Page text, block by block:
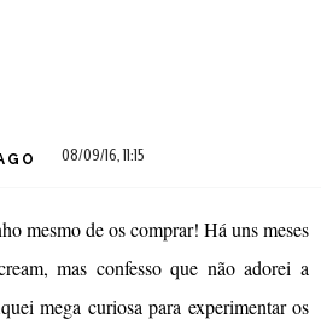
08/09/16, 11:15
mesmo de os comprar! Há uns meses
mas confesso que não adorei a
mega curiosa para experimentar os